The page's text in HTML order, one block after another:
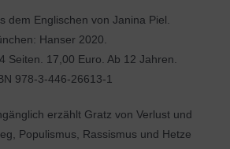
dem Englischen von Janina Piel.
Hanser 2020.
Seiten. 17,00 Euro. Ab 12 Jahren.
978-3-446-26613-1
erzählt Gratz von Verlust und
Populismus, Rassismus und Hetze